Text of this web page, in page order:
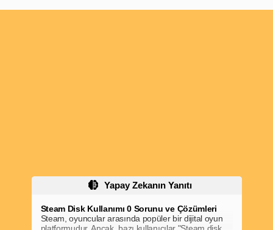
Yapay Zekanın Yanıtı
Steam Disk Kullanımı 0 Sorunu ve Çözümleri
Steam, oyuncular arasında popüler bir dijital oyun
platformudur. Ancak, bazı kullanıcılar "Steam disk